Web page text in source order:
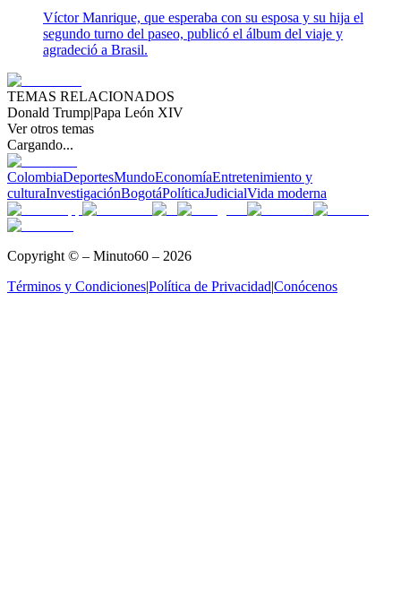
Víctor Manrique, que esperaba con su esposa y su hija el
segundo turno del paseo, publicó el álbum del viaje y
agradeció a Brasil.
TEMAS RELACIONADOS
Donald Trump|Papa León XIV
Ver otros temas
Cargando...
ColombiaDeportesMundoEconomíaEntretenimiento y
culturaInvestigaciónBogotáPolíticaJudicialVida moderna
Copyright © – Minuto60 – 2026
Términos y Condiciones|Política de Privacidad|Conócenos